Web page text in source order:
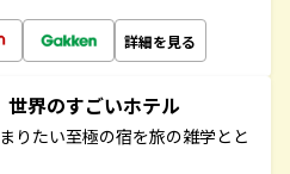
詳細を見る
界のすごいホテル
りたい至極の宿を旅の雑学とと